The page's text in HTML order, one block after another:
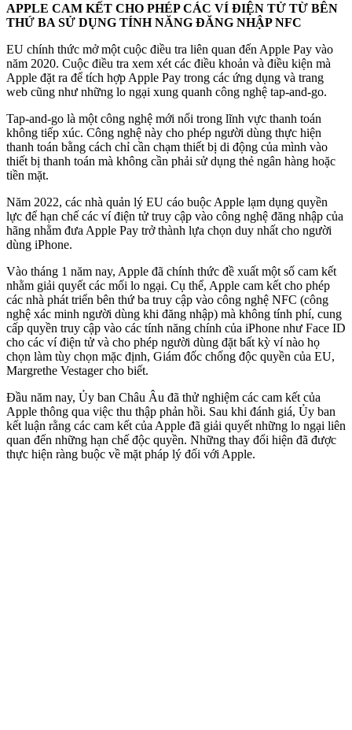
APPLE CAM KẾT CHO PHÉP CÁC VÍ ĐIỆN TỬ TỪ BÊN
THỨ BA SỬ DỤNG TÍNH NĂNG ĐĂNG NHẬP NFC
EU chính thức mở một cuộc điều tra liên quan đến Apple Pay vào
năm 2020. Cuộc điều tra xem xét các điều khoản và điều kiện mà
Apple đặt ra để tích hợp Apple Pay trong các ứng dụng và trang
web cũng như những lo ngại xung quanh công nghệ tap-and-go.
Tap-and-go là một công nghệ mới nổi trong lĩnh vực thanh toán
không tiếp xúc. Công nghệ này cho phép người dùng thực hiện
thanh toán bằng cách chỉ cần chạm thiết bị di động của mình vào
thiết bị thanh toán mà không cần phải sử dụng thẻ ngân hàng hoặc
tiền mặt.
Năm 2022, các nhà quản lý EU cáo buộc Apple lạ‌m dụn‌g quyền
lực để hạn chế các ví điện tử truy cập vào công nghệ đăng nhập của
hãng nhằm đưa Apple Pay trở thành lựa chọn duy nhất cho người
dùng iPhone.
Vào tháng 1 năm nay, Apple đã chính thức đề xuất một số cam kết
nhằm giải quyết các mối lo ngại. Cụ thể, Apple cam kết cho phép
các nhà phát triển bên thứ ba truy cập vào công nghệ NFC (công
nghệ xác minh người dùng khi đăng nhập) mà không tính phí, cung
cấp quyền truy cập vào các tính năng chính của iPhone như Face ID
cho các ví điện tử và cho phép người dùng đặt bất kỳ ví nào họ
chọn làm tùy chọn mặc định, Giám đốc chống độc quyền của EU,
Margrethe Vestager cho biết.
Đầu năm nay, Ủy ban Châu Âu đã thử nghiệm các cam kết của
Apple thông qua việc thu thập phản hồi. Sau khi đánh giá, Ủy ban
kết luận rằng các cam kết của Apple đã giải quyết những lo ngại liên
quan đến những hạn chế độc quyền. Những thay đổi hiện đã được
thực hiện ràng buộc về mặt pháp lý đối với Apple.